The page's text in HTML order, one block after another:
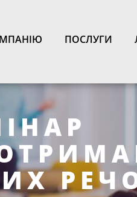
ПОСЛУГИ